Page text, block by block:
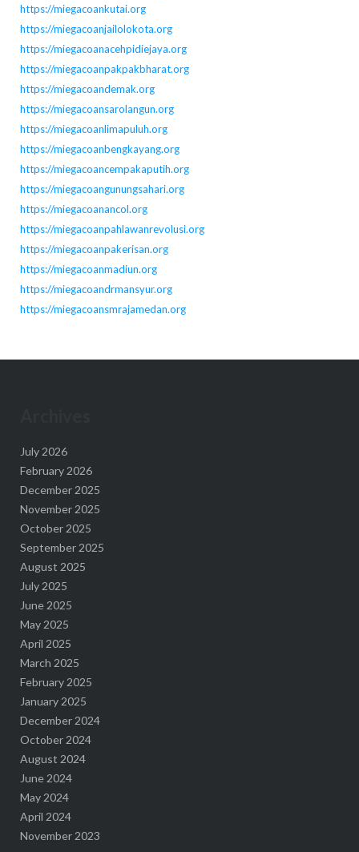
https://miegacoankutai.org
https://miegacoanjailolokota.org
https://miegacoanacehpidiejaya.org
https://miegacoanpakpakbharat.org
https://miegacoandemak.org
https://miegacoansarolangun.org
https://miegacoanlimapuluh.org
https://miegacoanbengkayang.org
https://miegacoancempakaputih.org
https://miegacoangunungsahari.org
https://miegacoanancol.org
https://miegacoanpahlawanrevolusi.org
https://miegacoanpakerisan.org
https://miegacoanmadiun.org
https://miegacoandrmansyur.org
https://miegacoansmrajamedan.org
July 2026
February 2026
December 2025
November 2025
October 2025
September 2025
August 2025
July 2025
June 2025
May 2025
April 2025
March 2025
February 2025
January 2025
December 2024
October 2024
August 2024
June 2024
May 2024
April 2024
November 2023